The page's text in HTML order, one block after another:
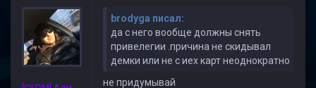
brodyga писал:
да с него вообще должны снять
привелегии .причина не скидывал
демки или не с иех карт неоднократно
не придумывай